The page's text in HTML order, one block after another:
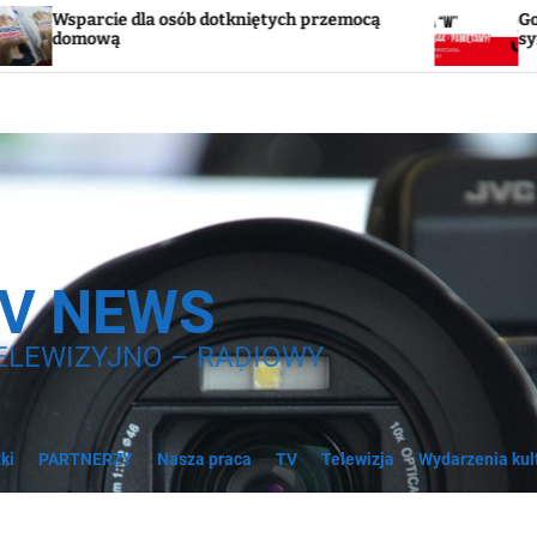
dotkniętych przemocą
Godzina „W”. W sobotę
NEWS
– RADIOWY
PARTNERZY Nasza praca TV Telewizja Wydarzenia